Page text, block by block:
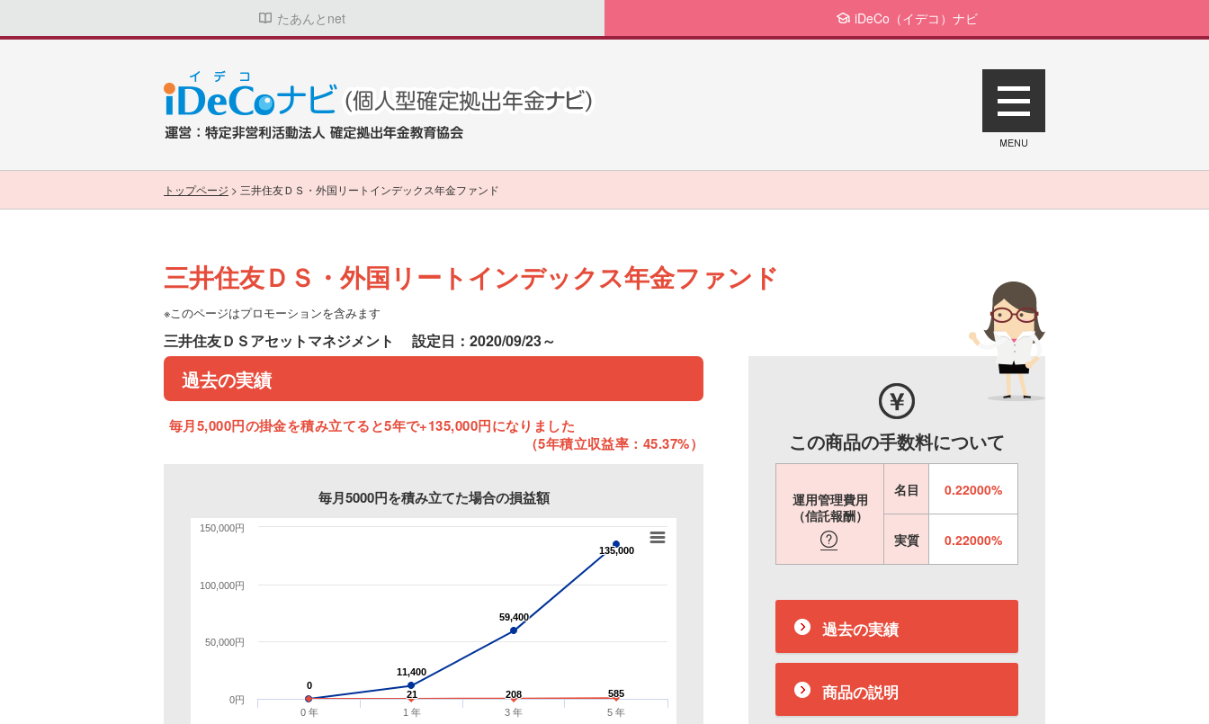
たあんとnet iDeCo（イデコ）ナビ
トップページ > 三井住友ＤＳ・外国リートインデックス年金ファンド
三井住友ＤＳ・外国リートインデックス年金ファンド
※このページはプロモーションを含みます
三井住友ＤＳアセットマネジメント 設定日：2020/09/23～
過去の実績
毎月5,000円の掛金を積み立てると5年で+135,000円になりました
（5年積立収益率：45.37%）
毎月5000円を積み立てた場合の損益額
0
0
11,400
11,400
59,400
59,400
135,000
135,000
21
21 208
208 585
585
0 年 1 年 3 年 5 年
0円
50,000円
100,000円
150,000円
この商品の手数料について
運用管理費用
（信託報酬）
名目 0.22000%
実質 0.22000%
過去の実績
商品の説明